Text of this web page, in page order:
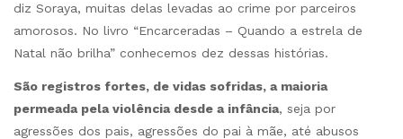
diz Soraya, muitas delas levadas ao crime por parceiros
amorosos. No livro “Encarceradas – Quando a estrela de
Natal não brilha” conhecemos dez dessas histórias.
São registros fortes, de vidas sofridas, a maioria
permeada pela violência desde a infância, seja por
agressões dos pais, agressões do pai à mãe, até abusos